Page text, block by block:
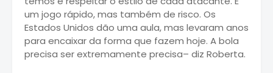
um jogo rápido, mas também de risco. Os
Estados Unidos dão uma aula, mas levaram anos
para encaixar da forma que fazem hoje. A bola
precisa ser extremamente precisa– diz Roberta.